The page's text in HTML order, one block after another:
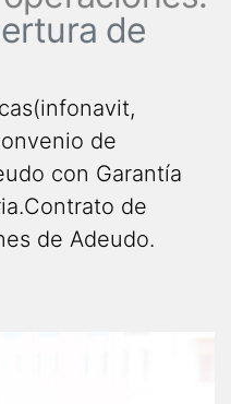
de
de
con Garantía
de
de Adeudo.